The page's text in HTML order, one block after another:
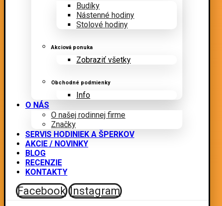
Budíky
Nástenné hodiny
Stolové hodiny
Akciová ponuka
Zobraziť všetky
Obchodné podmienky
Info
O NÁS
O našej rodinnej firme
Značky
SERVIS HODINIEK A ŠPERKOV
AKCIE / NOVINKY
BLOG
RECENZIE
KONTAKTY
Facebook Instagram